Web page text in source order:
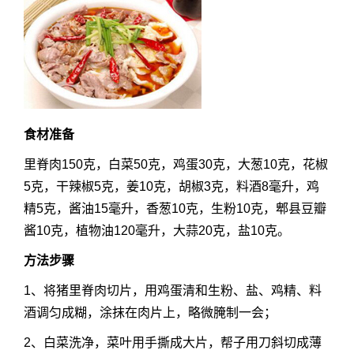
食材准备
里脊肉150克，白菜50克，鸡蛋30克，大葱10克，花椒
5克，干辣椒5克，姜10克，胡椒3克，料酒8毫升，鸡
精5克，酱油15毫升，香葱10克，生粉10克，郫县豆瓣
酱10克，植物油120毫升，大蒜20克，盐10克。
方法步骤
1、将猪里脊肉切片，用鸡蛋清和生粉、盐、鸡精、料
酒调匀成糊，涂抹在肉片上，略微腌制一会；
2、白菜洗净，菜叶用手撕成大片，帮子用刀斜切成薄